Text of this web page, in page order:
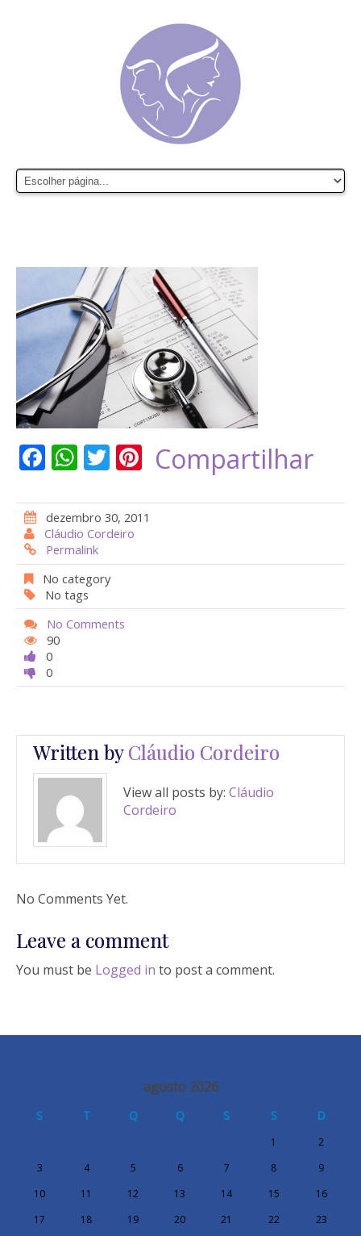
F
e
b
o
o
k
W
at
s
A
p
p
T
itt
er
Pi
er
st
Compartilhar
dezembro 30, 2011
Cláudio Cordeiro
Permalink
No category
No tags
No Comments
90
0
0
Written byCláudio Cordeiro
View all posts by: Cláudio
Cordeiro
No Comments Yet.
Leave a comment
You must be Logged in to post a comment.
agosto 2026
S T Q Q S S D
1
2
3
4 5 6 7 8
9
10
11 12 13 14 15
16
17
18 19 20 21 22
23